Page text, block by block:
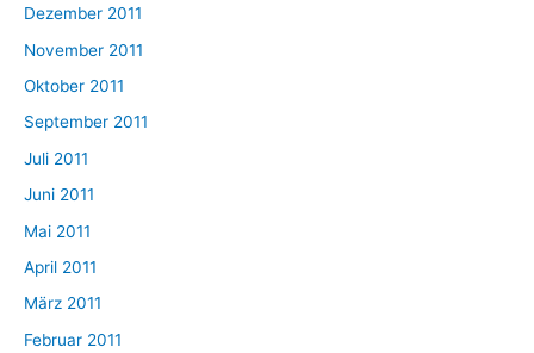
Dezember 2011
November 2011
Oktober 2011
September 2011
Juli 2011
Juni 2011
Mai 2011
April 2011
März 2011
Februar 2011